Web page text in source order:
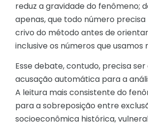
reduz a gravidade do fenômeno;
apenas, que todo número
crivo do método antes de
inclusive os números que usamos
Esse debate, contudo, precisa
acusação automática para a
A leitura mais consistente do
para a sobreposição entre
socioeconômica histórica,